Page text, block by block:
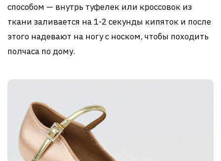
способом — внутрь туфелек или кроссовок из
ткани заливается на 1-2 секунды кипяток и после
этого надевают на ногу с носком, чтобы походить
полчаса по дому.